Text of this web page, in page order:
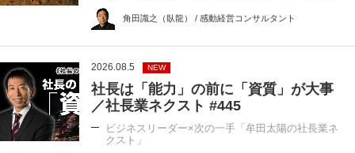
角田識之（臥龍） / 感動経営コンサルタント
2026.08.5 NEW
社長は「能力」の前に「資質」が大事
／社長業ネクスト #445
ビジネスリーダー×次の一手「牟田太陽の社長業ネ
クスト」